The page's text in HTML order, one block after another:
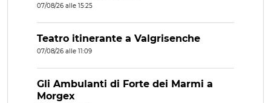
07/08/26 alle 15:25
Teatro itinerante a Valgrisenche
07/08/26 alle 11:09
Gli Ambulanti di Forte dei Marmi a
Morgex